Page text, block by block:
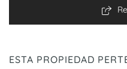
ESTA PROPIEDAD